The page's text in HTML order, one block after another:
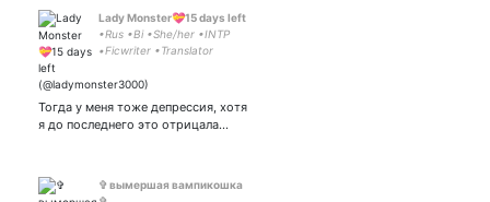
Lady Monster💝15 days left
•Rus •Bi •She/her •INTP
•Ficwriter •Translator
•Bandori •AAside •Enstars
•A3 •Otome games •Maho-
shojo animes
Тогда у меня тоже депрессия, хотя
я до последнего это отрицала...
✞ вымершая вампикошка